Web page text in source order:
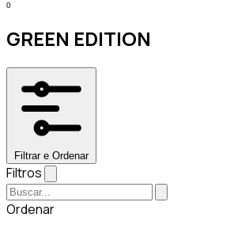
0
GREEN EDITION
Filtrar e Ordenar
Filtros
Ordenar